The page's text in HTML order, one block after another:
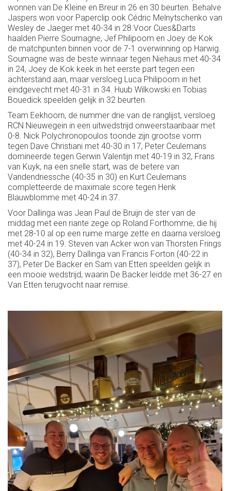
wonnen van De Kleine en Breur in 26 en 30 beurten. Behalve
Jaspers won voor Paperclip ook Cédric Melnytschenko van
Wesley de Jaeger met 40-34 in 28.Voor Cues&Darts
haalden Pierre Soumagne, Jef Philipoom en Joey de Kok
de matchpunten binnen voor de 7-1 overwinning op Harwig.
Soumagne was de beste winnaar tegen Niehaus met 40-34
in 24, Joey de Kok keek in het eerste part tegen een
achterstand aan, maar versloeg Luca Philipoom in het
eindgevecht met 40-31 in 34. Huub Wilkowski en Tobias
Bouedick speelden gelijk in 32 beurten.
Team Eekhoorn, de nummer drie van de ranglijst, versloeg
RCN Nieuwegein in een uitwedstrijd onweerstaanbaar met
0-8. Nick Polychronopoulos toonde zijn grootse vorm
tegen Dave Christiani met 40-30 in 17, Peter Ceulemans
domineerde tegen Gerwin Valentijn met 40-19 in 32, Frans
van Kuyk, na een snelle start, was de betere van
Vandendriessche (40-35 in 30) en Kurt Ceulemans
completteerde de maximale score tegen Henk
Blauwblomme met 40-24 in 37.
Voor Dallinga was Jean Paul de Bruijn de ster van de
middag met een riante zege op Roland Forthomme, die hij
met 28-10 al op een ruime marge zette en daarna versloeg
met 40-24 in 19. Steven van Acker won van Thorsten Frings
(40-34 in 32), Berry Dallinga van Francis Forton (40-22 in
37), Peter De Backer en Sam van Etten speelden gelijk in
een mooie wedstrijd, waarin De Backer leidde met 36-27 en
Van Etten terugvocht naar remise.